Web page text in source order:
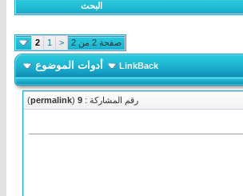
البحث
صفحة 2 من 2 <
1
2
LinkBack أدوات الموضوع
رقم المشاركة : 9
(
permalink
)